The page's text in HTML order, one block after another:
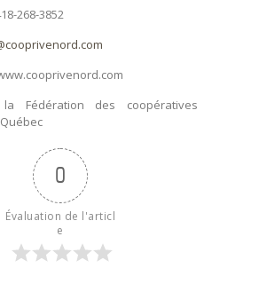
268-3852
Fédération des coopératives
0
Évaluation de l'articl
e